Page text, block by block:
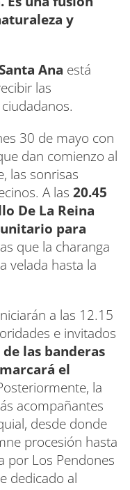
y
Ana está
las
30 de mayo con
dan comienzo al
las sonrisas
A las 20.45
De La Reina
para
que la charanga
velada hasta la
a las 12.15
e invitados
de las banderas
el
la
acompañantes
desde donde
procesión hasta
por Los Pendones
dedicado al